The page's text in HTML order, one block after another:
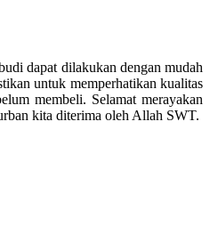
dapat dilakukan dengan mudah
untuk memperhatikan kualitas
membeli. Selamat merayakan
kita diterima oleh Allah SWT.